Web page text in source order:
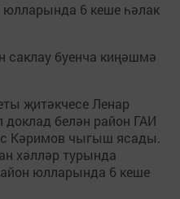
6 кеше һәлак
саклау буенча киңәшмә
җитәкчесе Ленар
белән район ГАИ
Кәримов чыгыш ясады.
хәлләр турында
юлларында 6 кеше